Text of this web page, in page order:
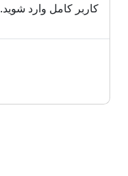
کاربر کامل وارد شوید.